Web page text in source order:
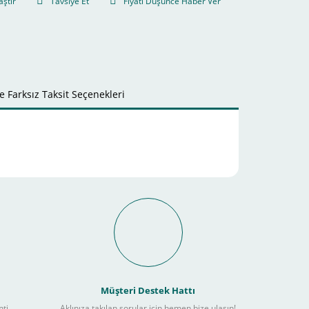
Farksız Taksit Seçenekleri
İmkanı Nasıl
Müşteri Destek Hattı